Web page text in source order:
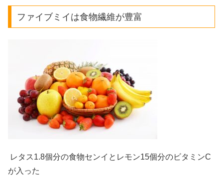
ファイブミイは食物繊維が豊富
レタス1.8個分の食物センイとレモン15個分のビタミンC
が入った